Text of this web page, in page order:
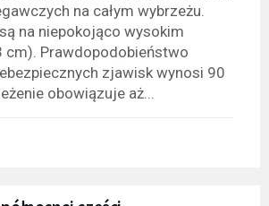
na całym wybrzeżu.
na niepokojąco wysokim
cm). Prawdopodobieństwo
zjawisk wynosi 90
obowiązuje aż...